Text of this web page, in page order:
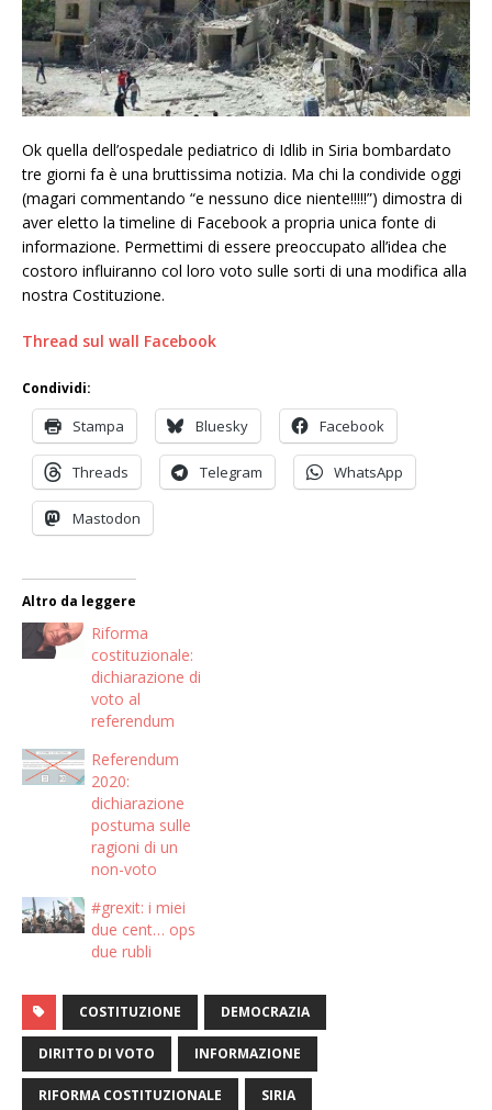
Ok quella dell’ospedale pediatrico di Idlib in Siria bombardato
tre giorni fa è una bruttissima notizia. Ma chi la condivide oggi
(magari commentando “e nessuno dice niente!!!!!”) dimostra di
aver eletto la timeline di Facebook a propria unica fonte di
informazione. Permettimi di essere preoccupato all’idea che
costoro influiranno col loro voto sulle sorti di una modifica alla
nostra Costituzione.
Thread sul wall Facebook
Condividi:
Stampa Bluesky Facebook
Threads Telegram WhatsApp
Mastodon
Altro da leggere
Riforma
costituzionale:
dichiarazione di
voto al
referendum
Referendum
2020:
dichiarazione
postuma sulle
ragioni di un
non-voto
#grexit: i miei
due cent… ops
due rubli
COSTITUZIONE DEMOCRAZIA
DIRITTO DI VOTO INFORMAZIONE
RIFORMA COSTITUZIONALE SIRIA